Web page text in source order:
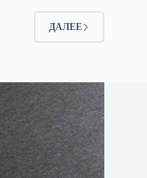
ДАЛЕЕ